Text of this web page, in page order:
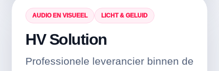
AUDIO EN VISUEEL LICHT & GELUID
HV Solution
Professionele leverancier binnen de